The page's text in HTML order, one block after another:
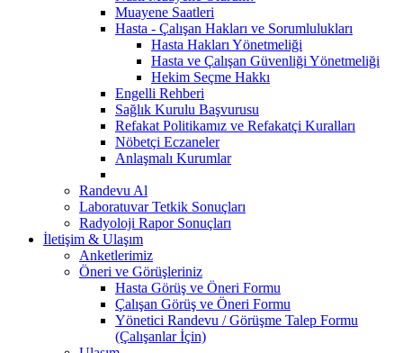
Muayene Saatleri
Hasta - Çalışan Hakları ve Sorumlulukları
Hasta Hakları Yönetmeliği
Hasta ve Çalışan Güvenliği Yönetmeliği
Hekim Seçme Hakkı
Engelli Rehberi
Sağlık Kurulu Başvurusu
Refakat Politikamız ve Refakatçi Kuralları
Nöbetçi Eczaneler
Anlaşmalı Kurumlar
Randevu Al
Laboratuvar Tetkik Sonuçları
Radyoloji Rapor Sonuçları
İletişim & Ulaşım
Anketlerimiz
Öneri ve Görüşleriniz
Hasta Görüş ve Öneri Formu
Çalışan Görüş ve Öneri Formu
Yönetici Randevu / Görüşme Talep Formu
(Çalışanlar İçin)